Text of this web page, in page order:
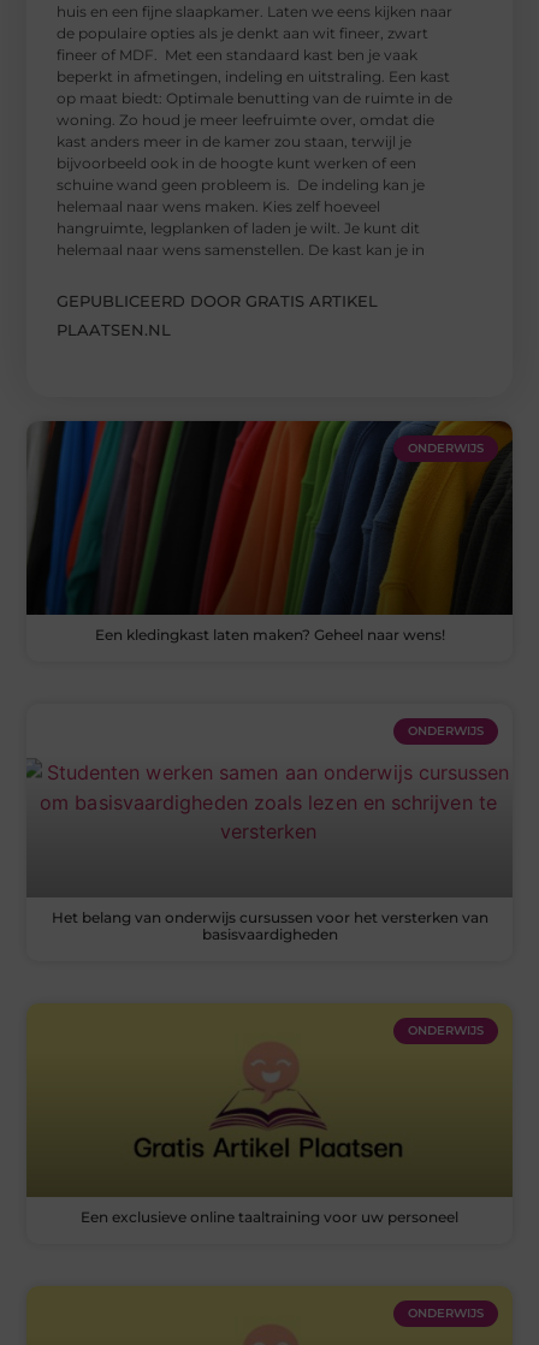
huis en een fijne slaapkamer. Laten we eens kijken naar
de populaire opties als je denkt aan wit fineer, zwart
fineer of MDF. Met een standaard kast ben je vaak
beperkt in afmetingen, indeling en uitstraling. Een kast
op maat biedt: Optimale benutting van de ruimte in de
woning. Zo houd je meer leefruimte over, omdat die
kast anders meer in de kamer zou staan, terwijl je
bijvoorbeeld ook in de hoogte kunt werken of een
schuine wand geen probleem is. De indeling kan je
helemaal naar wens maken. Kies zelf hoeveel
hangruimte, legplanken of laden je wilt. Je kunt dit
helemaal naar wens samenstellen. De kast kan je in
GEPUBLICEERD DOOR GRATIS ARTIKEL
PLAATSEN.NL
ONDERWIJS
Een kledingkast laten maken? Geheel naar wens!
ONDERWIJS
Het belang van onderwijs cursussen voor het versterken van
basisvaardigheden
ONDERWIJS
Een exclusieve online taaltraining voor uw personeel
ONDERWIJS